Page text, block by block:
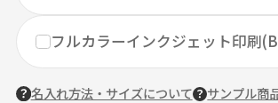
フルカラーインクジェット印刷
名入れ方法・サイズについて サンプル商